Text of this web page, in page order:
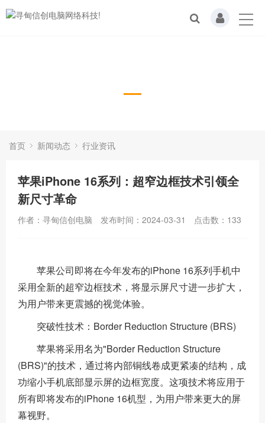
首页 新闻动态 行业资讯
苹果iPhone 16系列：超窄边框技术引领全
新尺寸革命
作者：寻甸信创电脑 发布时间：2024-03-31 点击数： 133
苹果公司即将在今年发布的iPhone 16系列手机中
采用全新的超窄边框技术，将显示屏尺寸进一步扩大，
为用户带来更震撼的视觉体验。
突破性技术：Border Reduction Structure (BRS)
苹果将采用名为"Border Reduction Structure
(BRS)"的技术，通过将内部铜线卷成更紧凑的结构，成
功缩小手机底部显示屏的边框宽度。这项技术将应用于
所有即将发布的iPhone 16机型，为用户带来更大的屏
幕视野。